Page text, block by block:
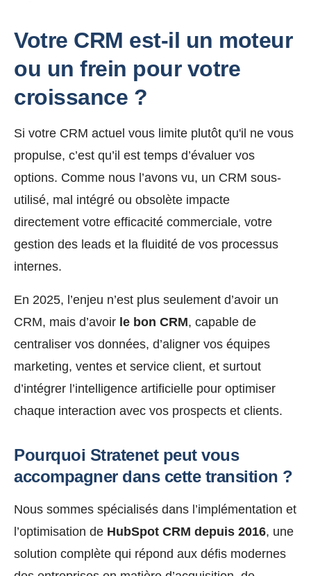
Votre CRM est-il un moteur
ou un frein pour votre
croissance ?
Si votre CRM actuel vous limite plutôt qu'il ne vous
propulse, c’est qu’il est temps d’évaluer vos
options. Comme nous l’avons vu, un CRM sous-
utilisé, mal intégré ou obsolète impacte
directement votre efficacité commerciale, votre
gestion des leads et la fluidité de vos processus
internes.
En 2025, l’enjeu n’est plus seulement d’avoir un
CRM, mais d’avoir le bon CRM, capable de
centraliser vos données, d’aligner vos équipes
marketing, ventes et service client, et surtout
d’intégrer l’intelligence artificielle pour optimiser
chaque interaction avec vos prospects et clients.
Pourquoi Stratenet peut vous
accompagner dans cette transition ?
Nous sommes spécialisés dans l’implémentation et
l’optimisation de HubSpot CRM depuis 2016, une
solution complète qui répond aux défis modernes